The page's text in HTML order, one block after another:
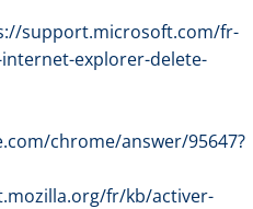
support.microsoft.com/fr-
explorer-delete-
chrome/answer/95647?
fr/kb/activer-